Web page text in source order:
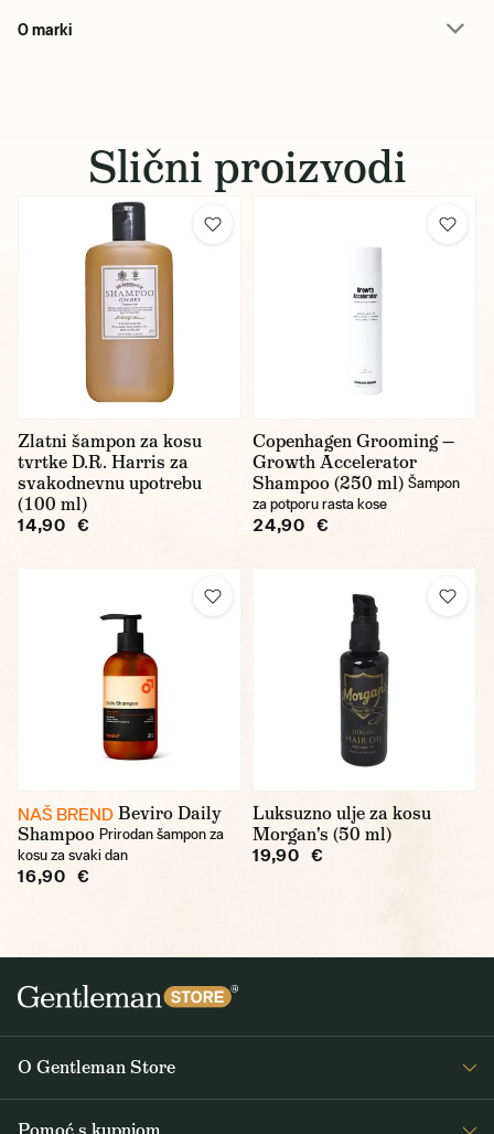
O marki
Slični proizvodi
Zlatni šampon za kosu
tvrtke D.R. Harris za
svakodnevnu upotrebu
(100 ml)
14,90 €
Copenhagen Grooming —
Growth Accelerator
Shampoo (250 ml) Šampon
za potporu rasta kose
24,90 €
NAŠ BREND Beviro Daily
Shampoo Prirodan šampon za
kosu za svaki dan
16,90 €
Luksuzno ulje za kosu
Morgan's (50 ml)
19,90 €
O Gentleman Store